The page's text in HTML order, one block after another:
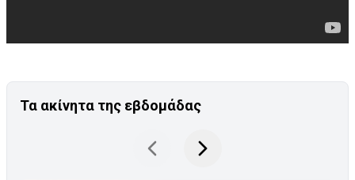
Τα ακίνητα της εβδομάδας